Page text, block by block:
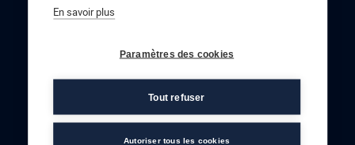
En savoir plus
Paramètres des cookies
Tout refuser
Autoriser tous les cookies